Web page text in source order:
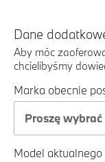
Dane
Aby móc
chcielibyśmy
Marka obecnie
Proszę wybrać
Model aktualnego